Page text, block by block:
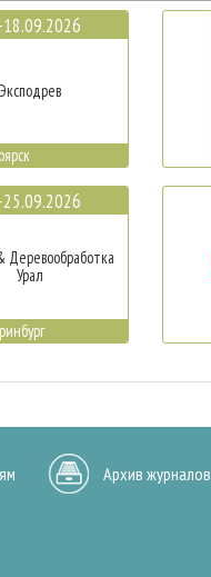
Эксподрев
Деревообработка
Урал
Архив журналов